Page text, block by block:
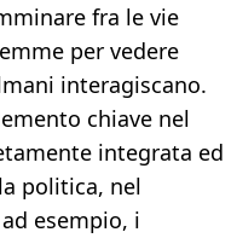
fra le vie
per vedere
interagiscano.
chiave nel
integrata ed
politica, nel
esempio, i